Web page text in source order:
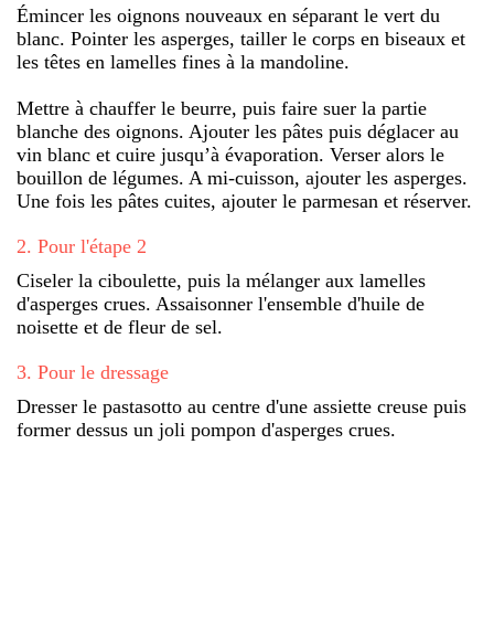
Émincer les oignons nouveaux en séparant le vert du
blanc. Pointer les asperges, tailler le corps en biseaux et
les têtes en lamelles fines à la mandoline.
Mettre à chauffer le beurre, puis faire suer la partie
blanche des oignons. Ajouter les pâtes puis déglacer au
vin blanc et cuire jusqu’à évaporation. Verser alors le
bouillon de légumes. A mi-cuisson, ajouter les asperges.
Une fois les pâtes cuites, ajouter le parmesan et réserver.
2. Pour l'étape 2
Ciseler la ciboulette, puis la mélanger aux lamelles
d'asperges crues. Assaisonner l'ensemble d'huile de
noisette et de fleur de sel.
3. Pour le dressage
Dresser le pastasotto au centre d'une assiette creuse puis
former dessus un joli pompon d'asperges crues.